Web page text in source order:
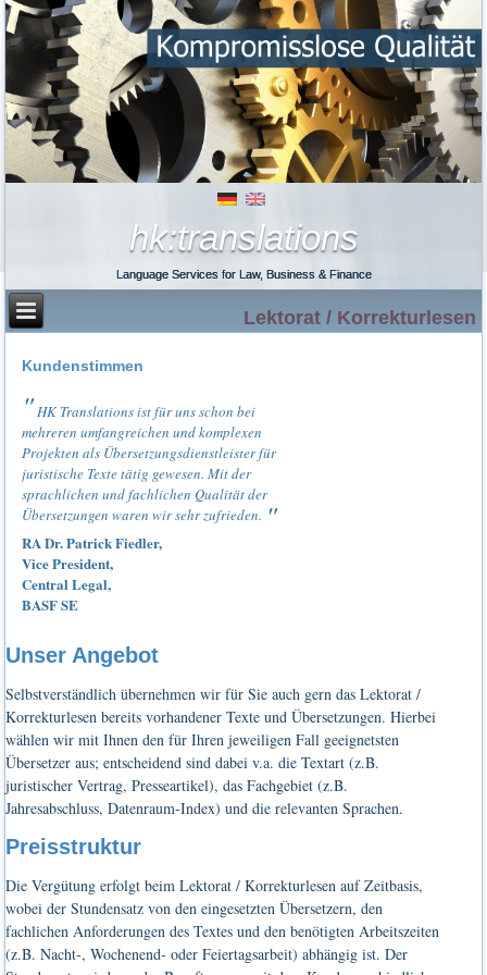
Lektorat / Korrekturlesen
hk:translations
Language Services for Law, Business & Finance
Kundenstimmen
HK Translations ist für uns schon bei
mehreren umfangreichen und komplexen
Projekten als Übersetzungsdienstleister für
juristische Texte tätig gewesen. Mit der
sprachlichen und fachlichen Qualität der
Übersetzungen waren wir sehr zufrieden.
RA Dr. Patrick Fiedler,
Vice President,
Central Legal,
BASF SE
Unser Angebot
Selbstverständlich übernehmen wir für Sie auch gern das Lektorat /
Korrekturlesen bereits vorhandener Texte und Übersetzungen. Hierbei
wählen wir mit Ihnen den für Ihren jeweiligen Fall geeignetsten
Übersetzer aus; entscheidend sind dabei v.a. die Textart (z.B.
juristischer Vertrag, Presseartikel), das Fachgebiet (z.B.
Jahresabschluss, Datenraum-Index) und die relevanten Sprachen.
Preisstruktur
Die Vergütung erfolgt beim Lektorat / Korrekturlesen auf Zeitbasis,
wobei der Stundensatz von den eingesetzten Übersetzern, den
fachlichen Anforderungen des Textes und den benötigten Arbeitszeiten
(z.B. Nacht-, Wochenend- oder Feiertagsarbeit) abhängig ist. Der